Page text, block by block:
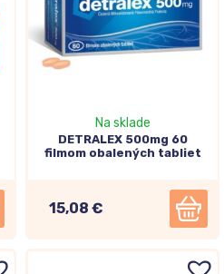
Na sklade
DETRALEX 500mg 60
filmom obalených tabliet
15,08 €